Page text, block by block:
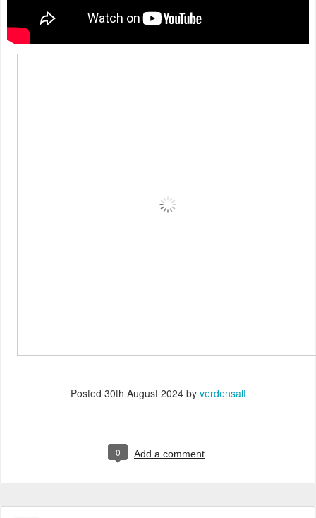
Posted 30th August 2024by verdensalt
0 Add a comment